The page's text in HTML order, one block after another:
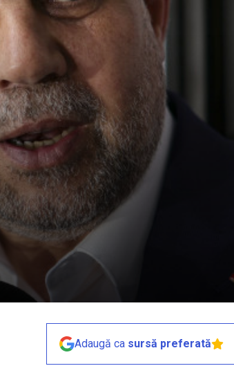
Adaugă ca sursă preferată